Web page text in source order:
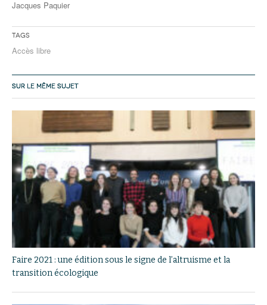
Jacques Paquier
Tags
Accès libre
SUR LE MÊME SUJET
Faire 2021 : une édition sous le signe de l’altruisme et la
transition écologique